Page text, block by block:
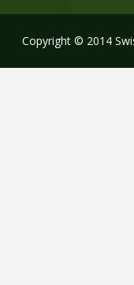
Copyright © 2014